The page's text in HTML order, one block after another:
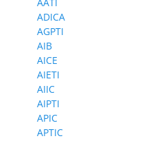
ADICA
AGPTI
AIB
AICE
AIETI
AIIC
AIPTI
APIC
APTIC